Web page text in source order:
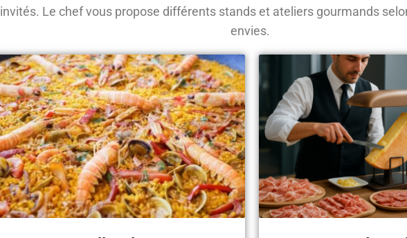
invités. Le chef vous propose différents stands et ateliers gourmands
envies.